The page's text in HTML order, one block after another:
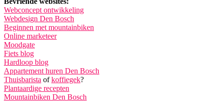
Webconcept ontwikkeling
Webdesign Den Bosch
Beginnen met mountainbiken
Online marketeer
Moodgate
Fiets blog
Hardloop blog
Appartement huren Den Bosch
Thuisbarista ofkoffiegek?
Plantaardige recepten
Mountainbiken Den Bosch